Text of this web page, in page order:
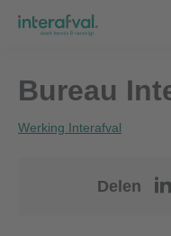
Overslaan
gaan
Bureau
Werking Interafval
Delen